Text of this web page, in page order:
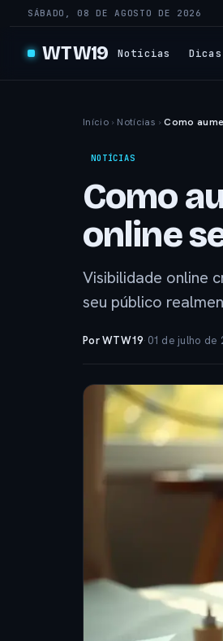
SÁBADO, 08 DE AGOSTO DE 2026
WTW19 Notícias Dicas
Início › Notícias › Como
NOTÍCIAS
Como
online
Visibilidade online
seu público
Por WTW19· 01 de julho de